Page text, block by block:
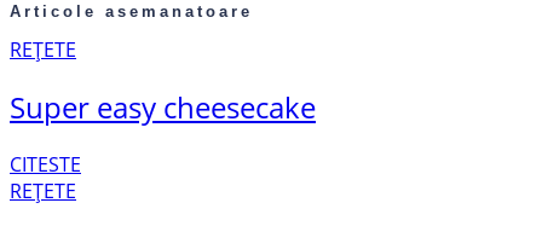
Articole asemanatoare
REȚETE
Super easy cheesecake
CITESTE
REȚETE